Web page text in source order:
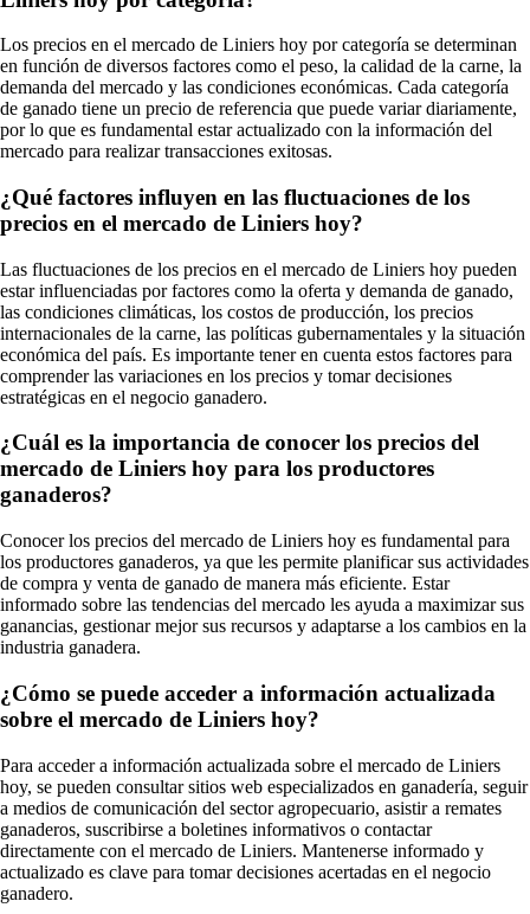
Los precios en el mercado de Liniers hoy por categoría se determinan
en función de diversos factores como el peso, la calidad de la carne, la
demanda del mercado y las condiciones económicas. Cada categoría
de ganado tiene un precio de referencia que puede variar diariamente,
por lo que es fundamental estar actualizado con la información del
mercado para realizar transacciones exitosas.
¿Qué factores influyen en las fluctuaciones de los
precios en el mercado de Liniers hoy?
Las fluctuaciones de los precios en el mercado de Liniers hoy pueden
estar influenciadas por factores como la oferta y demanda de ganado,
las condiciones climáticas, los costos de producción, los precios
internacionales de la carne, las políticas gubernamentales y la situación
económica del país. Es importante tener en cuenta estos factores para
comprender las variaciones en los precios y tomar decisiones
estratégicas en el negocio ganadero.
¿Cuál es la importancia de conocer los precios del
mercado de Liniers hoy para los productores
ganaderos?
Conocer los precios del mercado de Liniers hoy es fundamental para
los productores ganaderos, ya que les permite planificar sus actividades
de compra y venta de ganado de manera más eficiente. Estar
informado sobre las tendencias del mercado les ayuda a maximizar sus
ganancias, gestionar mejor sus recursos y adaptarse a los cambios en la
industria ganadera.
¿Cómo se puede acceder a información actualizada
sobre el mercado de Liniers hoy?
Para acceder a información actualizada sobre el mercado de Liniers
hoy, se pueden consultar sitios web especializados en ganadería, seguir
a medios de comunicación del sector agropecuario, asistir a remates
ganaderos, suscribirse a boletines informativos o contactar
directamente con el mercado de Liniers. Mantenerse informado y
actualizado es clave para tomar decisiones acertadas en el negocio
ganadero.